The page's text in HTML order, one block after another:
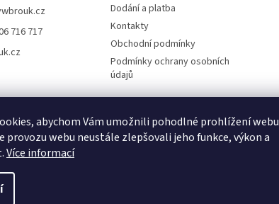
abychom Vám umožnili pohodlné prohlížení webu
provozu webu neustále zlepšovali jeho funkce, výkon a
Více informací
716 717
Dodání a platba
Kontakty
Obchodní podmínky
Podmínky ochrany osobních
údajů